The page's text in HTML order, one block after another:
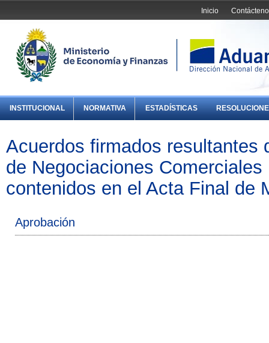
Inicio
INSTITUCIONAL NORMATIVA ESTADÍSTICAS
Acuerdos firmados resultantes
de Negociaciones
contenidos en el Acta Final de
Aprobación